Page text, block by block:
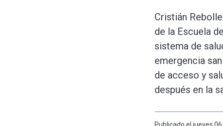
Cristián
de la Escuela
sistema de
emergencia
de acceso y
después en la